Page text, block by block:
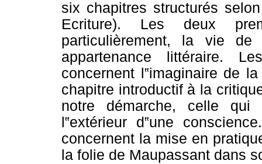
six chapitres structurés
Ecriture). Les deux
particulièrement, la vie
appartenance littéraire.
concernent l‟imaginaire de
chapitre introductif à la
notre démarche, celle
l‟extérieur d‟une
concernent la mise en
la folie de Maupassant dans